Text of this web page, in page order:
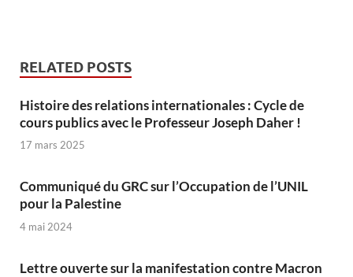
RELATED POSTS
Histoire des relations internationales : Cycle de
cours publics avec le Professeur Joseph Daher !
17 mars 2025
Communiqué du GRC sur l’Occupation de l’UNIL
pour la Palestine
4 mai 2024
Lettre ouverte sur la manifestation contre Macron